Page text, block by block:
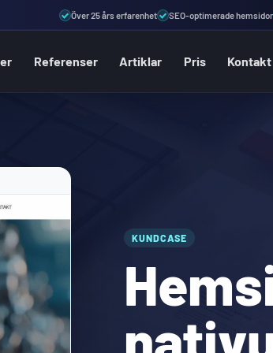
Över 25 års erfarenhet SEO-optimerade hemsidor
Referenser Artiklar Pris Kontakt
KUNDCASE